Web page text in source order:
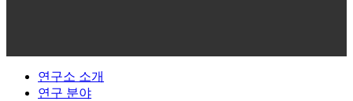
연구소 소개
연구 분야